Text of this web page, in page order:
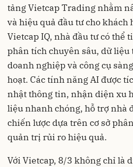
tảng Vietcap Trading nhằm
và hiệu quả đầu tư cho khách
Vietcap IQ, nhà đầu tư có thể
phân tích chuyên sâu, dữ liệu
doanh nghiệp và công cụ
hoạt. Các tính năng AI được
nhật thông tin, nhận diện xu
liệu nhanh chóng, hỗ trợ nhà
chiến lược dựa trên cơ sở
quản trị rủi ro hiệu quả.
Với Vietcap, 8/3 không chỉ là